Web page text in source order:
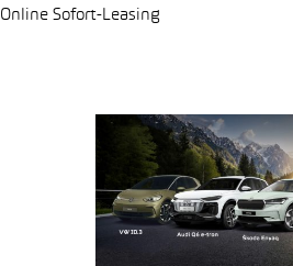
Online Sofort-Leasing